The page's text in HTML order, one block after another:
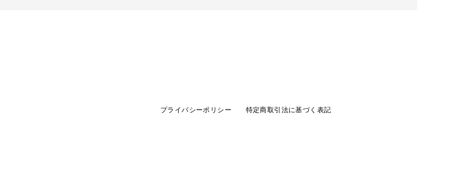
プライバシーポリシー 特定商取引法に基づく表記